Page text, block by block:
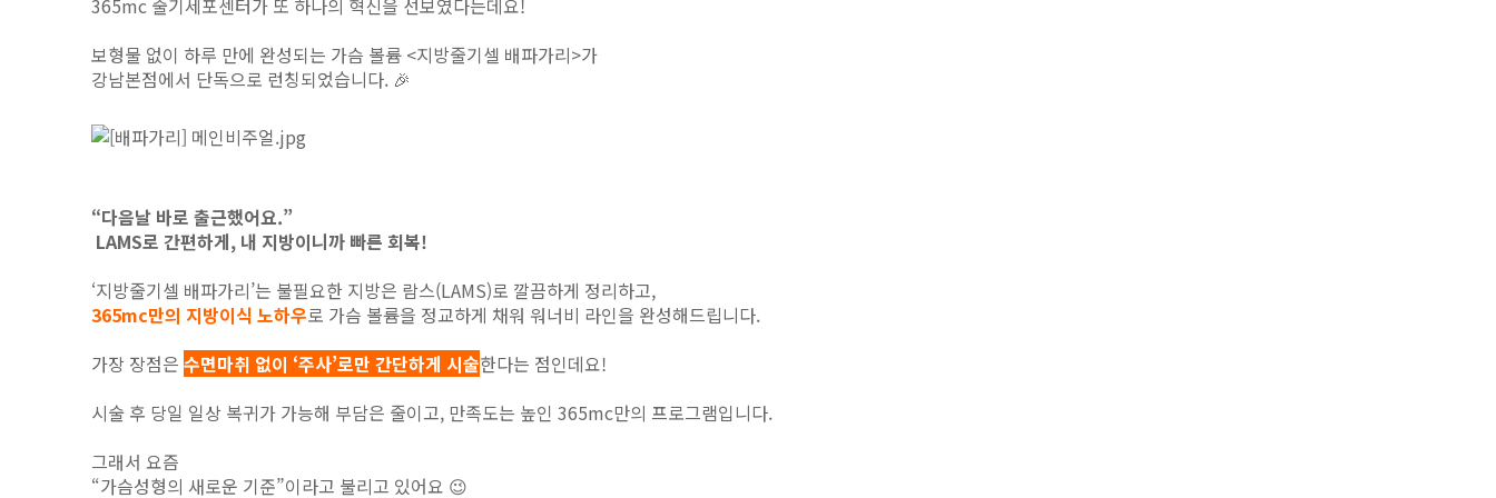
365mc 줄기세포센터가 또 하나의 혁신을 선보였다는데요!
보형물 없이 하루 만에 완성되는 가슴 볼륨 <지방줄기셀 배파가리>가
강남본점에서 단독으로 런칭되었습니다. 🎉
“다음날 바로 출근했어요.”
LAMS로 간편하게, 내 지방이니까 빠른 회복!
‘지방줄기셀 배파가리’는 불필요한 지방은 람스(LAMS)로 깔끔하게 정리하고,
365mc만의 지방이식 노하우로 가슴 볼륨을 정교하게 채워 워너비 라인을 완성해드립니다.
가장 장점은 수면마취 없이 ‘주사’로만 간단하게 시술한다는 점인데요!
시술 후 당일 일상 복귀가 가능해 부담은 줄이고, 만족도는 높인 365mc만의 프로그램입니다.
그래서 요즘
“가슴성형의 새로운 기준”이라고 불리고 있어요 😉